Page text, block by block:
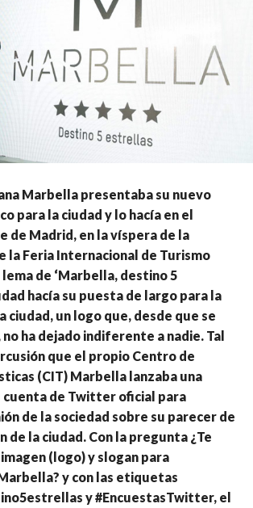
Marbella presentaba su nuevo
para la ciudad y lo hacía en el
de Madrid, en la víspera de la
la Feria Internacional de Turismo
lema de ‘Marbella, destino 5
hacía su puesta de largo para la
ciudad, un logo que, desde que se
ha dejado indiferente a nadie. Tal
que el propio Centro de
(CIT) Marbella lanzaba una
cuenta de Twitter oficial para
de la sociedad sobre su parecer de
de la ciudad. Con la pregunta ¿Te
(logo) y slogan para
y con las etiquetas
y #EncuestasTwitter, el